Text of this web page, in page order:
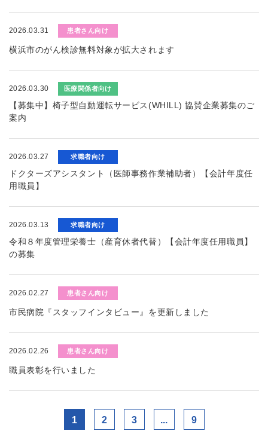
2026.03.31 患者さん向け
横浜市のがん検診無料対象が拡大されます
2026.03.30 医療関係者向け
【募集中】椅子型自動運転サービス(WHILL) 協賛企業募集のご
案内
2026.03.27 求職者向け
ドクターズアシスタント（医師事務作業補助者）【会計年度任
用職員】
2026.03.13 求職者向け
令和８年度管理栄養士（産育休者代替）【会計年度任用職員】
の募集
2026.02.27 患者さん向け
市民病院『スタッフインタビュー』を更新しました
2026.02.26 患者さん向け
職員表彰を行いました
1 2 3 ... 9